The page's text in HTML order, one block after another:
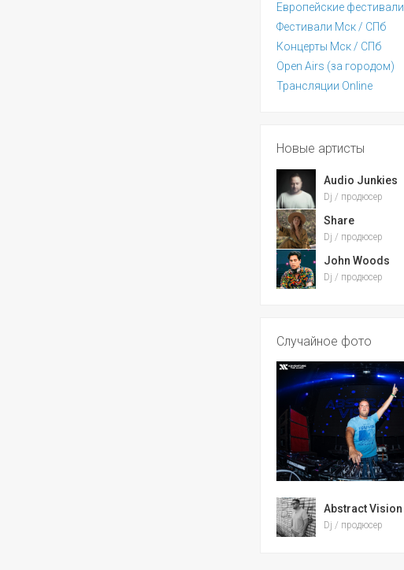
Европейские фестивали
Фестивали Мск / СПб
Концерты Мск / СПб
Open Airs (за городом)
Трансляции Online
Новые артисты
Audio Junkies
Dj / продюсер
Share
Dj / продюсер
John Woods
Dj / продюсер
Случайное фото
Abstract Vision
Dj / продюсер